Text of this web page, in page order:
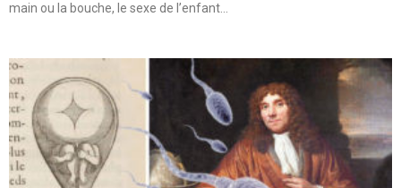
main ou la bouche, le sexe de l’enfant…